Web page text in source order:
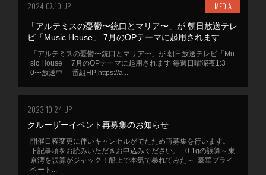
2024.07.10 UP MEDIA
「アルテミスの憂鬱〜銃口とマリア〜」が 朝日放送テレ
ビ「Music House」 7月のOPテーマに起用されます
「アルテミスの憂鬱〜銃口とマリア〜」が 朝日放送テレビ「Mu
sic House」 7月のOPテーマに起用されます 毎週日曜深夜1:3
0〜放送中 番組HP https://a...
2023.10.24 UP
クルーザーイベント再募集のお知らせ
開催日程変更に伴いキャンセルがでたため再募集を行います。
下記事項をお読みいただきお申込みください。 0.1gの誤算～東
京湾を誤算がジャック！船上で本気で暴れてみた～ 豪華プライ
ベート...